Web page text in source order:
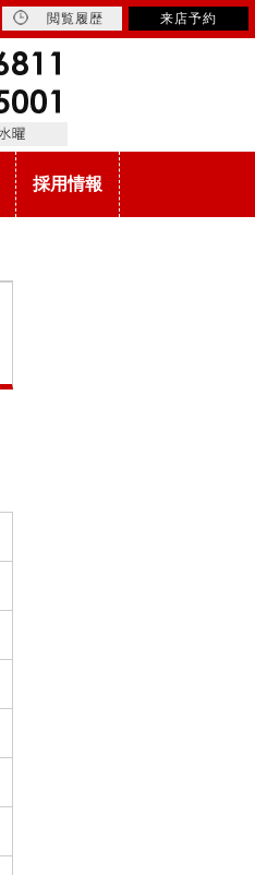
閲覧履歴 来店予約
採用情報